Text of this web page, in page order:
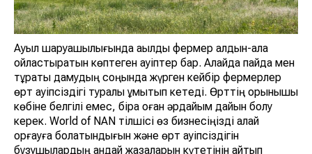
Ауыл шаруашылығында ақылды фермер алдын-ала
ойластыратын көптеген қауіптер бар. Алайда пайда мен
тұрақты дамудың соңында жүрген кейбір фермерлер
өрт қауіпсіздігі туралы ұмытып кетеді. Өрттің қорқынышы
көбіне белгілі емес, бірақ оған әрдайым дайын болу
керек. World of NAN тілшісі өз бизнесіңізді қалай
қорғауға болатындығын және өрт қауіпсіздігін
бұзушылардың қандай жазаларын күтетінін айтып